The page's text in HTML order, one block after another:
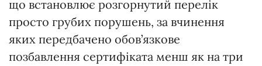
що встановлює розгорнутий перелік
просто грубих порушень, за вчинення
яких передбачено обов’язкове
позбавлення сертифіката менш як на три